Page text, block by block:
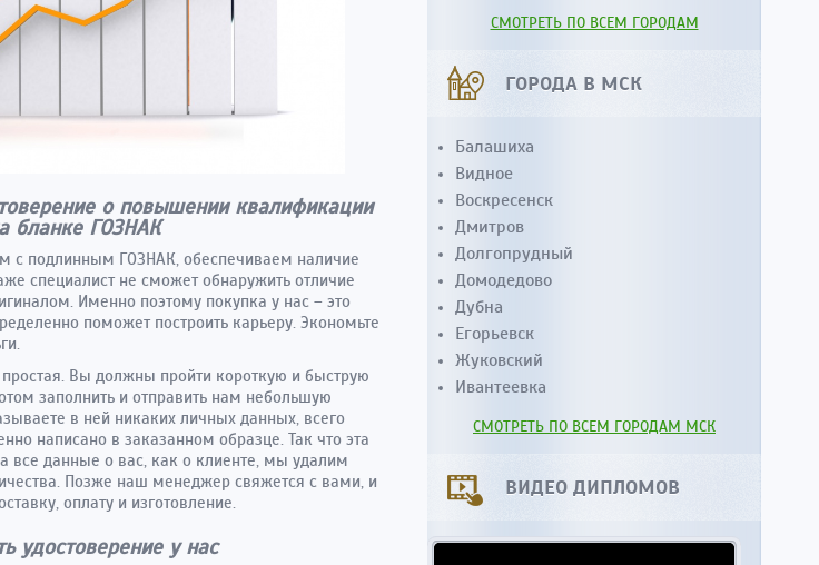
о повышении квалификации
бланке ГОЗНАК
с подлинным ГОЗНАК, обеспечиваем наличие
специалист не сможет обнаружить отличие
Именно поэтому покупка у нас – это
поможет построить карьеру. Экономьте
Вы должны пройти короткую и быструю
заполнить и отправить нам небольшую
в ней никаких личных данных, всего
написано в заказанном образце. Так что эта
все данные о вас, как о клиенте, мы удалим
Позже наш менеджер свяжется с вами, и
оплату и изготовление.
удостоверение у нас
СМОТРЕТЬ ПО ВСЕМ ГОРОДАМ
ГОРОДА В МСК
Балашиха
Видное
Воскресенск
Дмитров
Долгопрудный
Домодедово
Дубна
Егорьевск
Жуковский
Ивантеевка
СМОТРЕТЬ ПО ВСЕМ ГОРОДАМ МСК
ВИДЕО ДИПЛОМОВ